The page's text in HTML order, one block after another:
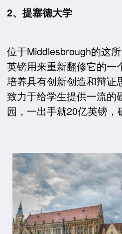
2、提塞德大学
位于Middlesbrough的这
英镑用来重新翻修它的一
培养具有创新创造和辩证
致力于给学生提供一流的
园，一出手就20亿英镑，